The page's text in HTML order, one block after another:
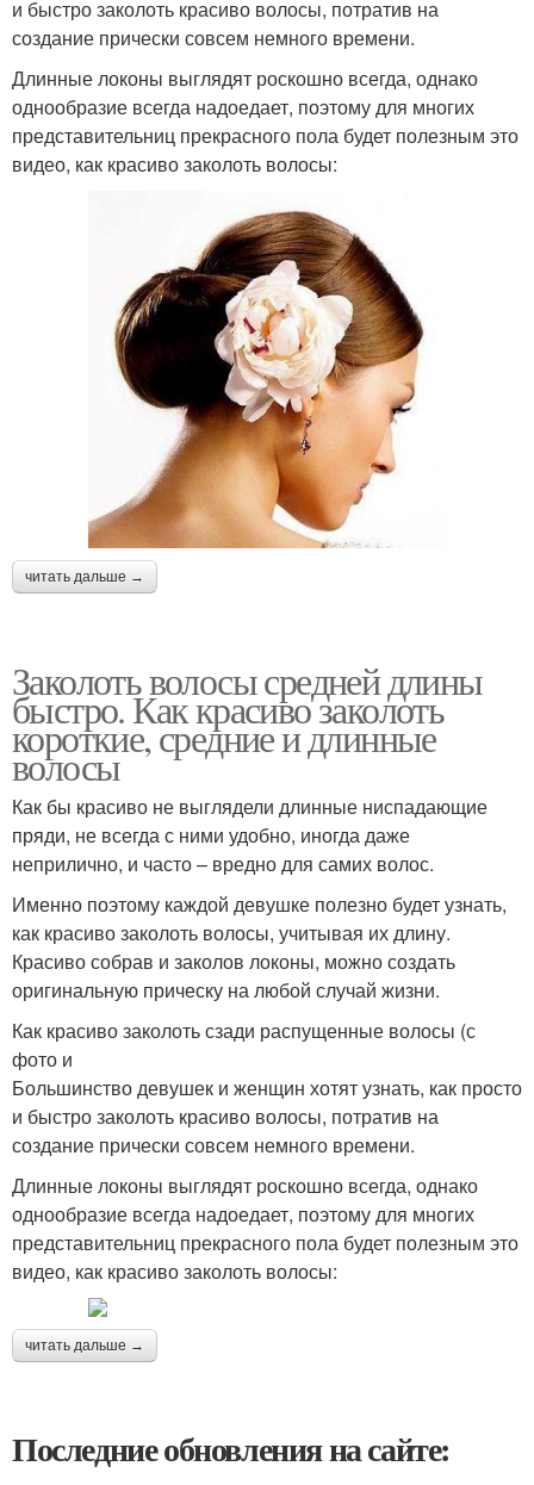
и быстро заколоть красиво волосы, потратив на
создание прически совсем немного времени.
Длинные локоны выглядят роскошно всегда, однако
однообразие всегда надоедает, поэтому для многих
представительниц прекрасного пола будет полезным это
видео, как красиво заколоть волосы:
читать дальше →
Заколоть волосы средней длины
быстро. Как красиво заколоть
короткие, средние и длинные
волосы
Как бы красиво не выглядели длинные ниспадающие
пряди, не всегда с ними удобно, иногда даже
неприлично, и часто – вредно для самих волос.
Именно поэтому каждой девушке полезно будет узнать,
как красиво заколоть волосы, учитывая их длину.
Красиво собрав и заколов локоны, можно создать
оригинальную прическу на любой случай жизни.
Как красиво заколоть сзади распущенные волосы (с
фото и
Большинство девушек и женщин хотят узнать, как просто
и быстро заколоть красиво волосы, потратив на
создание прически совсем немного времени.
Длинные локоны выглядят роскошно всегда, однако
однообразие всегда надоедает, поэтому для многих
представительниц прекрасного пола будет полезным это
видео, как красиво заколоть волосы:
читать дальше →
Последние обновления на сайте: